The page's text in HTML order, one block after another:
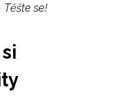
se!